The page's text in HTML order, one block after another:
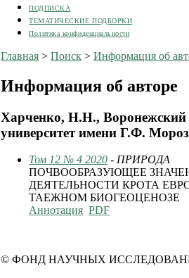
ПОДПИСКА
ТЕМАТИЧЕСКИЕ ПОДБОРКИ
Политика конфиденциальности
Главная >Поиск >Информация об
Информация об авторе
Харченко, Н.Н., Воронежский
университет имени Г.Ф.
Том 12 № 4 2020 - ПРИРОДА
ПОЧВООБРАЗУЮЩЕЕ
ДЕЯТЕЛЬНОСТИ КРОТА
ТАЕЖНОМ БИОГЕОЦЕНОЗЕ
Аннотация PDF
© ФОНД НАУЧНЫХ